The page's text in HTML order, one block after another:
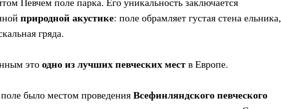
Певчем поле парка. Его уникальность заключается
природной акустике: поле обрамляет густая стена ельника,
гряда.
это одно из лучших певческих мест в Европе.
было местом проведения Всефинляндского певческого